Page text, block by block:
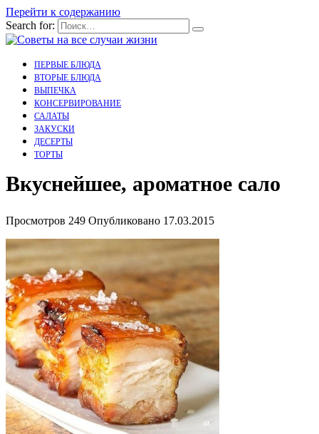
Перейти к содержанию
Search for:
ПЕРВЫЕ БЛЮДА
ВТОРЫЕ БЛЮДА
ВЫПЕЧКА
КОНСЕРВИРОВАНИЕ
САЛАТЫ
ЗАКУСКИ
ДЕСЕРТЫ
ТОРТЫ
Вкуснейшее, ароматное сало
Просмотров 249 Опубликовано 17.03.2015